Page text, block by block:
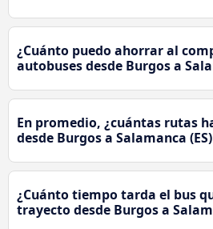
¿Cuánto puedo ahorrar al
autobuses desde Burgos a
En promedio, ¿cuántas rutas
desde Burgos a Salamanca
¿Cuánto tiempo tarda el bus
trayecto desde Burgos a